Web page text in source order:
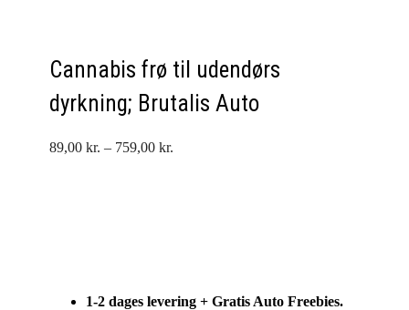
Cannabis frø til udendørs
dyrkning; Brutalis Auto
89,00 kr. – 759,00 kr.
1-2 dages levering + Gratis Auto Freebies.